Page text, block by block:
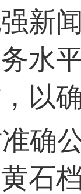
新
水
以
确
石